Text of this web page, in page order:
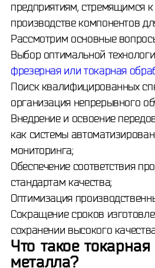
предприятиям, стремящимся
производстве компонентов
Рассмотрим основные
Выбор оптимальной
фрезерная или токарная
Поиск квалифицированных
организация непрерывного
Внедрение и освоение
как системы
мониторинга;
Обеспечение соответствия
стандартам качества;
Оптимизация
Сокращение сроков
сохранении высокого
Что такое
металла?